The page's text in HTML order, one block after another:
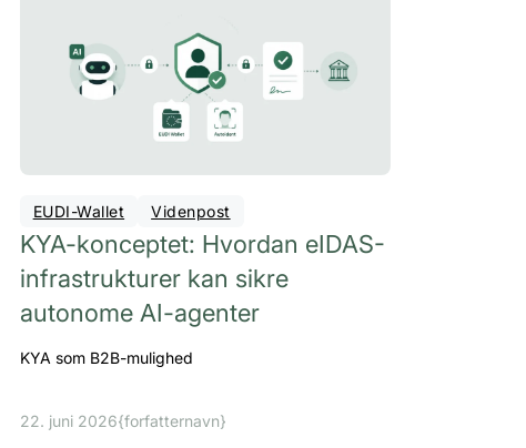
EUDI-Wallet Videnpost
KYA-konceptet: Hvordan eIDAS-
infrastrukturer kan sikre
autonome AI-agenter
KYA som B2B-mulighed
22. juni 2026{forfatternavn}